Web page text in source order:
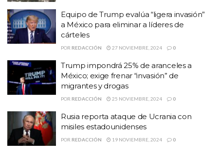
Temas: corrupcion Lo Mas Destacado presidente
Equipo de Trump evalúa “ligera invasión”
a México para eliminar a líderes de
cárteles
POR REDACCIÓN 27 NOVIEMBRE, 2024 0
Trump impondrá 25% de aranceles a
México; exige frenar “invasión” de
migrantes y drogas
POR REDACCIÓN 25 NOVIEMBRE, 2024 0
Rusia reporta ataque de Ucrania con
misiles estadounidenses
POR REDACCIÓN 19 NOVIEMBRE, 2024 0